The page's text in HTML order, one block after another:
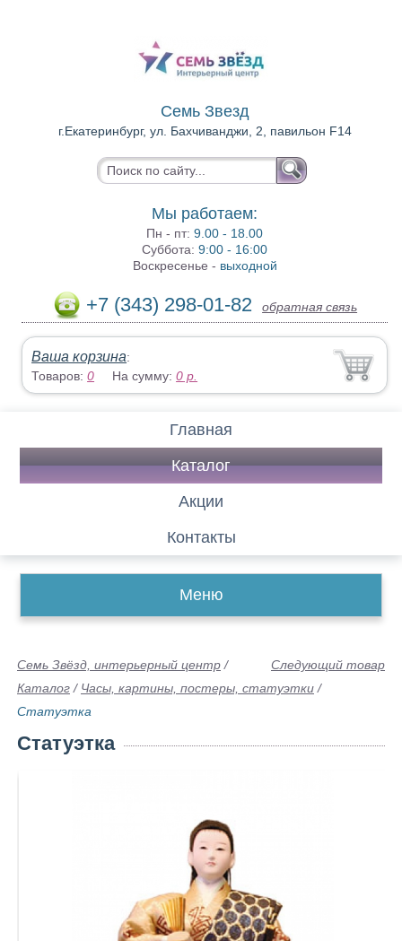
Семь Звезд
г.Екатеринбург, ул. Бахчиванджи, 2, павильон F14
Мы работаем:
Пн - пт:9.00 - 18.00
Суббота:9:00 - 16:00
Воскресенье - выходной
+7 (343) 298-01-82 обратная связь
Ваша корзина:
Товаров:0 На сумму:0 р.
Главная
Каталог
Акции
Контакты
Меню
Следующий товар
Семь Звёзд, интерьерный центр /
Каталог / Часы, картины, постеры, статуэтки /
Статуэтка
Статуэтка